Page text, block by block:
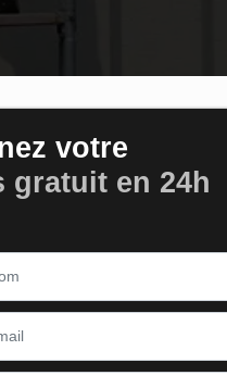
votre
gratuit en 24h